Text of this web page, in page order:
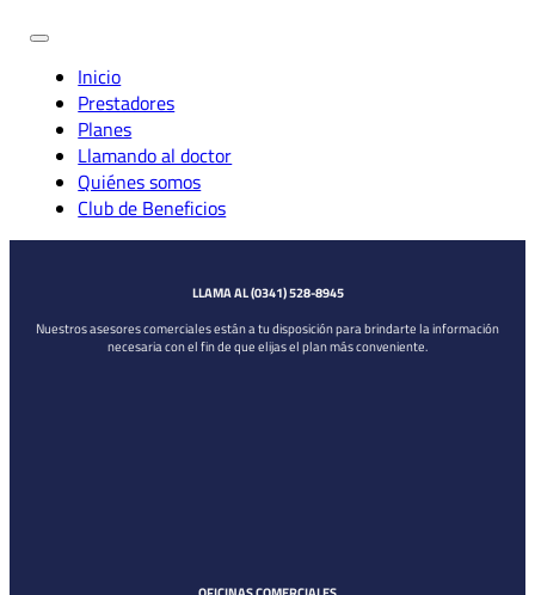
Inicio
Prestadores
Planes
Llamando al doctor
Quiénes somos
Club de Beneficios
LLAMA AL (0341) 528-8945
Nuestros asesores comerciales están a tu disposición para brindarte la información
necesaria con el fin de que elijas el plan más conveniente.